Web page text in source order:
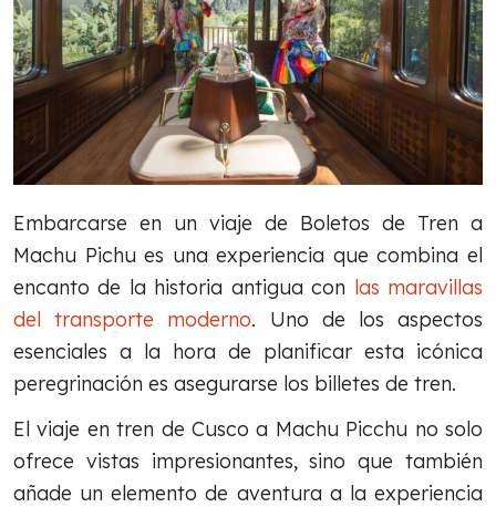
Embarcarse en un viaje de Boletos de Tren a
Machu Pichu es una experiencia que combina el
encanto de la historia antigua con las maravillas
del transporte moderno. Uno de los aspectos
esenciales a la hora de planificar esta icónica
peregrinación es asegurarse los billetes de tren.
El viaje en tren de Cusco a Machu Picchu no solo
ofrece vistas impresionantes, sino que también
añade un elemento de aventura a la experiencia